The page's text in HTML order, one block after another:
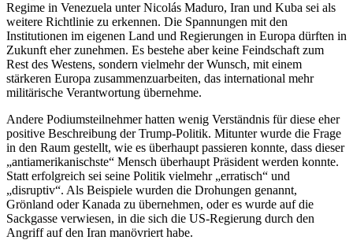
Regime in Venezuela unter Nicolás Maduro, Iran und Kuba sei als
weitere Richtlinie zu erkennen. Die Spannungen mit den
Institutionen im eigenen Land und Regierungen in Europa dürften in
Zukunft eher zunehmen. Es bestehe aber keine Feindschaft zum
Rest des Westens, sondern vielmehr der Wunsch, mit einem
stärkeren Europa zusammenzuarbeiten, das international mehr
militärische Verantwortung übernehme.
Andere Podiumsteilnehmer hatten wenig Verständnis für diese eher
positive Beschreibung der Trump-Politik. Mitunter wurde die Frage
in den Raum gestellt, wie es überhaupt passieren konnte, dass dieser
„antiamerikanischste“ Mensch überhaupt Präsident werden konnte.
Statt erfolgreich sei seine Politik vielmehr „erratisch“ und
„disruptiv“. Als Beispiele wurden die Drohungen genannt,
Grönland oder Kanada zu übernehmen, oder es wurde auf die
Sackgasse verwiesen, in die sich die US-Regierung durch den
Angriff auf den Iran manövriert habe.